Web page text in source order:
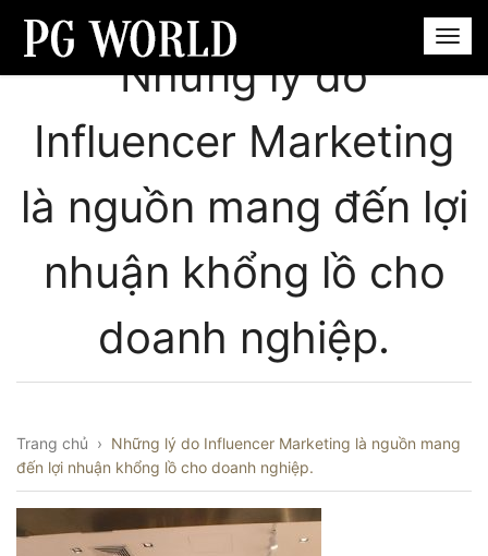
Những lý do
Influencer Marketing
là nguồn mang đến lợi
nhuận khổng lồ cho
doanh nghiệp.
Trang chủ › Những lý do Influencer Marketing là nguồn mang
đến lợi nhuận khổng lồ cho doanh nghiệp.